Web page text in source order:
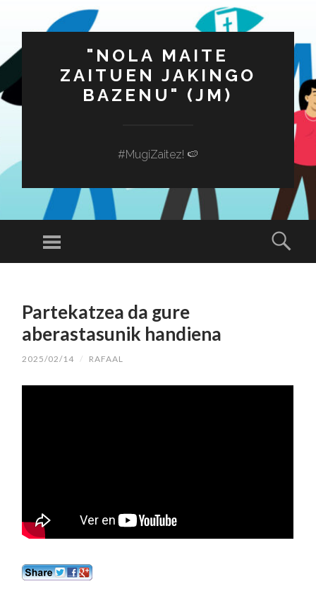
"NOLA MAITE
ZAITUEN JAKINGO
BAZENU" (JM)
#MugiZaitez! 🍉
Menú
CONTENIDO
Partekatzea da gure
aberastasunik handiena
2025/02/14 / RAFAAL